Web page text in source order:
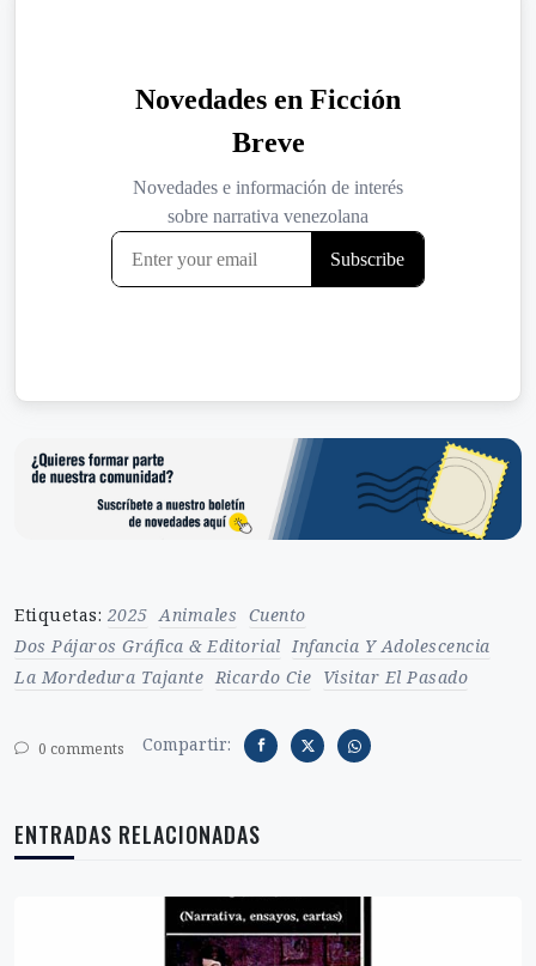
Etiquetas: 2025 Animales Cuento
Dos Pájaros Gráfica & Editorial Infancia Y Adolescencia
La Mordedura Tajante Ricardo Cie Visitar El Pasado
0 comments Compartir:
ENTRADAS RELACIONADAS